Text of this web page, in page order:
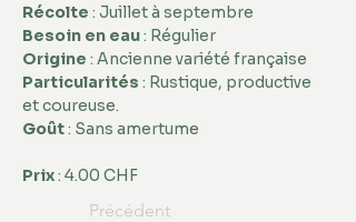
Récolte : Juillet à septembre
Besoin en eau : Régulier
Origine : Ancienne variété française
Particularités : Rustique, productive
et coureuse.
Goût : Sans amertume
Prix : 4.00 CHF
Précédent